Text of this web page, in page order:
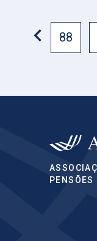
88
PENSÕES